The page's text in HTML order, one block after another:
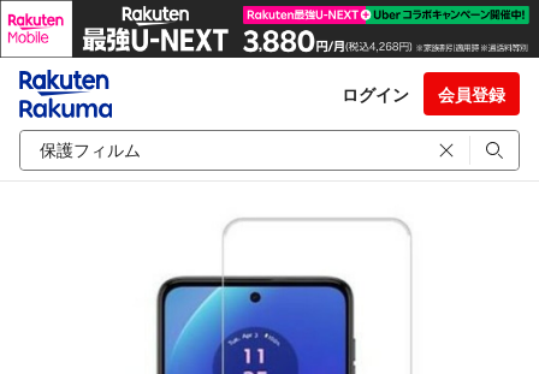
ログイン 会員登録